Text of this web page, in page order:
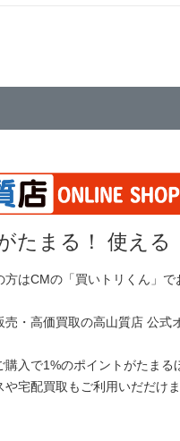
たまる！ 使える
はCMの「買いトリくん」で
売・高価買取の高山質店 公式
入で1%のポイントがたまる
や宅配買取もご利用いだだけ